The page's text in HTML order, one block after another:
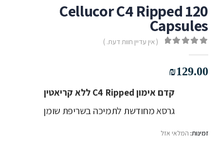
Cellucor C4 Ripped 120
Capsules
( אין עדיין חוות דעת. )
₪129.00
קדם אימון C4 Ripped ללא קריאטין
גרסא מחודשת לתמיכה בשריפת שומן
זמינות: המלאי אזל